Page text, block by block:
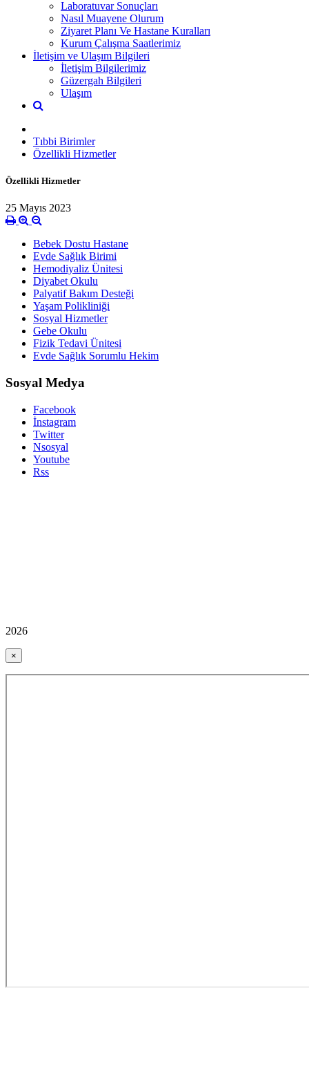
Laboratuvar Sonuçları
Nasıl Muayene Olurum
Ziyaret Planı Ve Hastane Kuralları
Kurum Çalışma Saatlerimiz
İletişim ve Ulaşım Bilgileri
İletişim Bilgilerimiz
Güzergah Bilgileri
Ulaşım
Tıbbi Birimler
Özellikli Hizmetler
Özellikli Hizmetler
25 Mayıs 2023
Bebek Dostu Hastane
Evde Sağlık Birimi
Hemodiyaliz Ünitesi
Diyabet Okulu
Palyatif Bakım Desteği
Yaşam Polikliniği
Sosyal Hizmetler
Gebe Okulu
Fizik Tedavi Ünitesi
Evde Sağlık Sorumlu Hekim
Sosyal Medya
Facebook
İnstagram
Twitter
Nsosyal
Youtube
Rss
2026
×